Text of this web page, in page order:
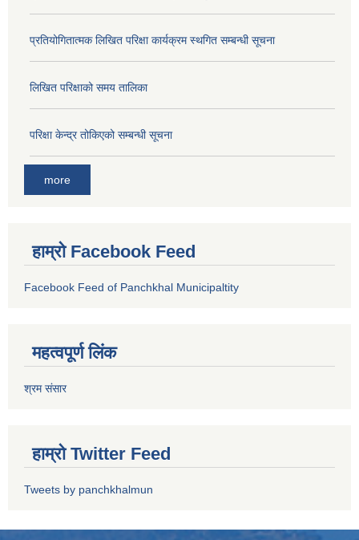
प्रतियोगितात्मक लिखित परिक्षा कार्यक्रम स्थगित सम्बन्धी सूचना
लिखित परिक्षाको समय तालिका
परिक्षा केन्द्र तोकिएको सम्बन्धी सूचना
more
हाम्रो Facebook Feed
Facebook Feed of Panchkhal Municipaltity
महत्वपूर्ण लिंक
श्रम संसार
हाम्रो Twitter Feed
Tweets by panchkhalmun